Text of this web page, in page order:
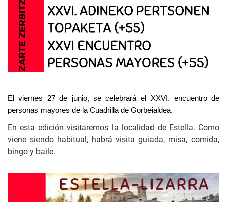
El viernes 27 de junio, se celebrará el XXVI. encuentro de
personas mayores de la Cuadrilla de Gorbeialdea.
En esta edición visitaremos la localidad de Estella. Como
viene siendo habitual, habrá visita guiada, misa, comida,
bingo y baile.